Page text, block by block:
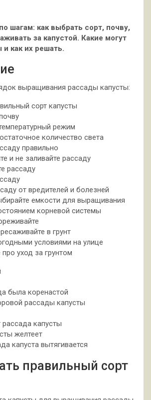
шагам: как выбрать сорт, почву,
за капустой. Какие могут
как их решать.
выращивания рассады капусты:
сорт капусты
режим
количество света
правильно
и не заливайте рассаду
рассаду
от вредителей и болезней
емкости для выращивания
корневой системы
в грунт
условиями на улице
уход за грунтом
была коренастой
рассады капусты
капусты
желтеет
капуста вытягивается
правильный сорт